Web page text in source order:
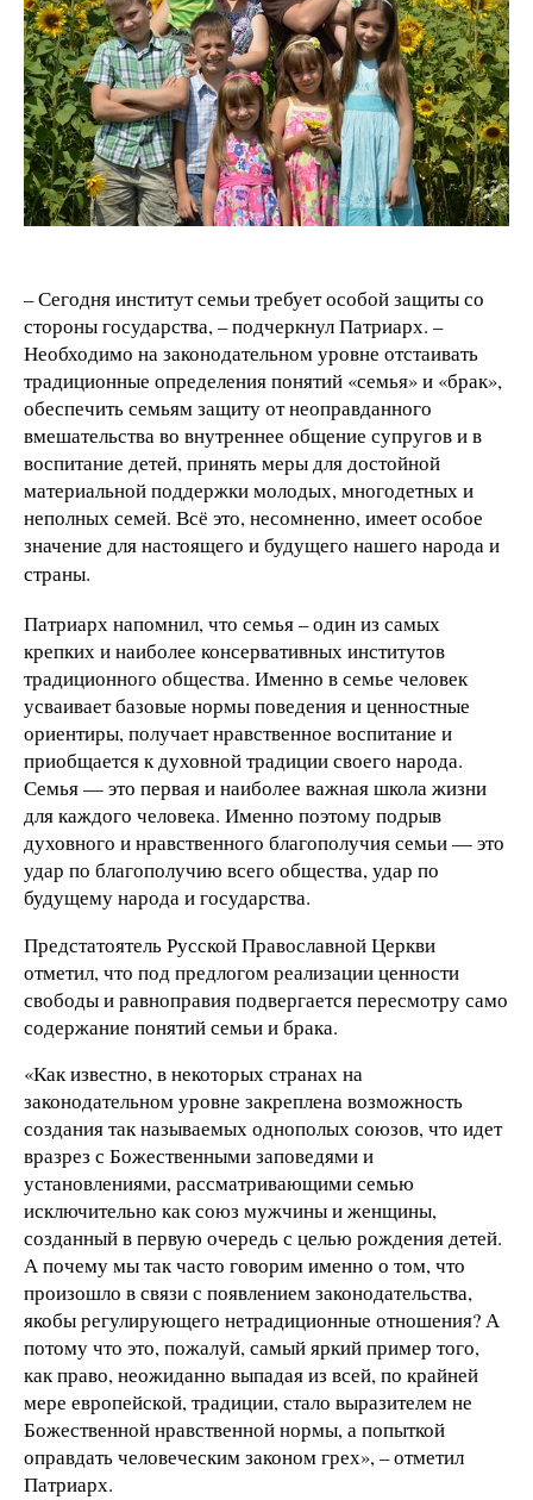
– Сегодня институт семьи требует особой защиты со
стороны государства, – подчеркнул Патриарх. –
Необходимо на законодательном уровне отстаивать
традиционные определения понятий «семья» и «брак»,
обеспечить семьям защиту от неоправданного
вмешательства во внутреннее общение супругов и в
воспитание детей, принять меры для достойной
материальной поддержки молодых, многодетных и
неполных семей. Всё это, несомненно, имеет особое
значение для настоящего и будущего нашего народа и
страны.
Патриарх напомнил, что семья–один из самых
крепких и наиболее консервативных институтов
традиционного общества. Именно в семье человек
усваивает базовые нормы поведения и ценностные
ориентиры, получает нравственное воспитание и
приобщается к духовной традиции своего народа.
Семья — это первая и наиболее важная школа жизни
для каждого человека. Именно поэтому подрыв
духовного и нравственного благополучия семьи — это
удар по благополучию всего общества, удар по
будущему народа и государства.
Предстатоятель Русской Православной Церкви
отметил, что под предлогом реализации ценности
свободы и равноправия подвергается пересмотру само
содержание понятий семьи и брака.
«Как известно, в некоторых странах на
законодательном уровне закреплена возможность
создания так называемых однополых союзов, что идет
вразрез с Божественными заповедями и
установлениями, рассматривающими семью
исключительно как союз мужчины и женщины,
созданный в первую очередь с целью рождения детей.
А почему мы так часто говорим именно о том, что
произошло в связи с появлением законодательства,
якобы регулирующего нетрадиционные отношения? А
потому что это, пожалуй, самый яркий пример того,
как право, неожиданно выпадая из всей, по крайней
мере европейской, традиции, стало выразителем не
Божественной нравственной нормы, а попыткой
оправдать человеческим законом грех», – отметил
Патриарх.